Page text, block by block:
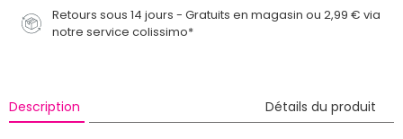
Retours sous 14 jours - Gratuits en magasin ou 2,99 € via
notre service colissimo*
Description Détails du produit